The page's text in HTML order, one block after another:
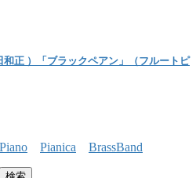
和正 ）「ブラックペアン」（フルートピ
Piano Pianica
BrassBand